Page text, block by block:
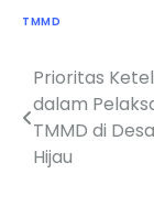
TMMD
Navigasi
pos
Prioritas
dalam
TMMD di
Hijau